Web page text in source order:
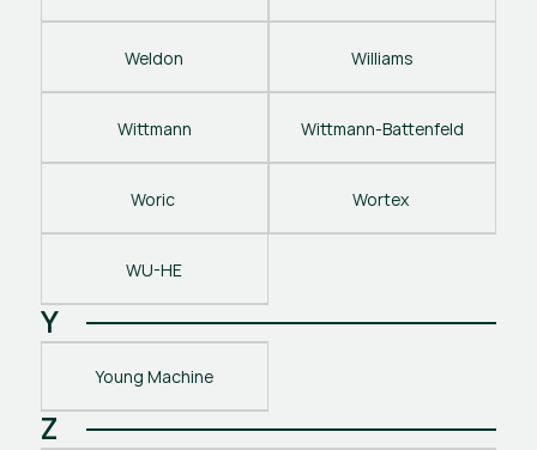
Weldon Williams
Wittmann Wittmann-Battenfeld
Woric Wortex
WU-HE
Y
Young Machine
Z